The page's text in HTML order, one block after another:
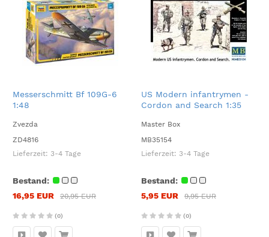
Messerschmitt Bf 109G-6
1:48
Zvezda
ZD4816
Lieferzeit: 3-4 Tage
Bestand:
16,95 EUR
20,95 EUR
(0)
US Modern infantrymen -
Cordon and Search 1:35
Master Box
MB35154
Lieferzeit: 3-4 Tage
Bestand:
5,95 EUR
9,95 EUR
(0)